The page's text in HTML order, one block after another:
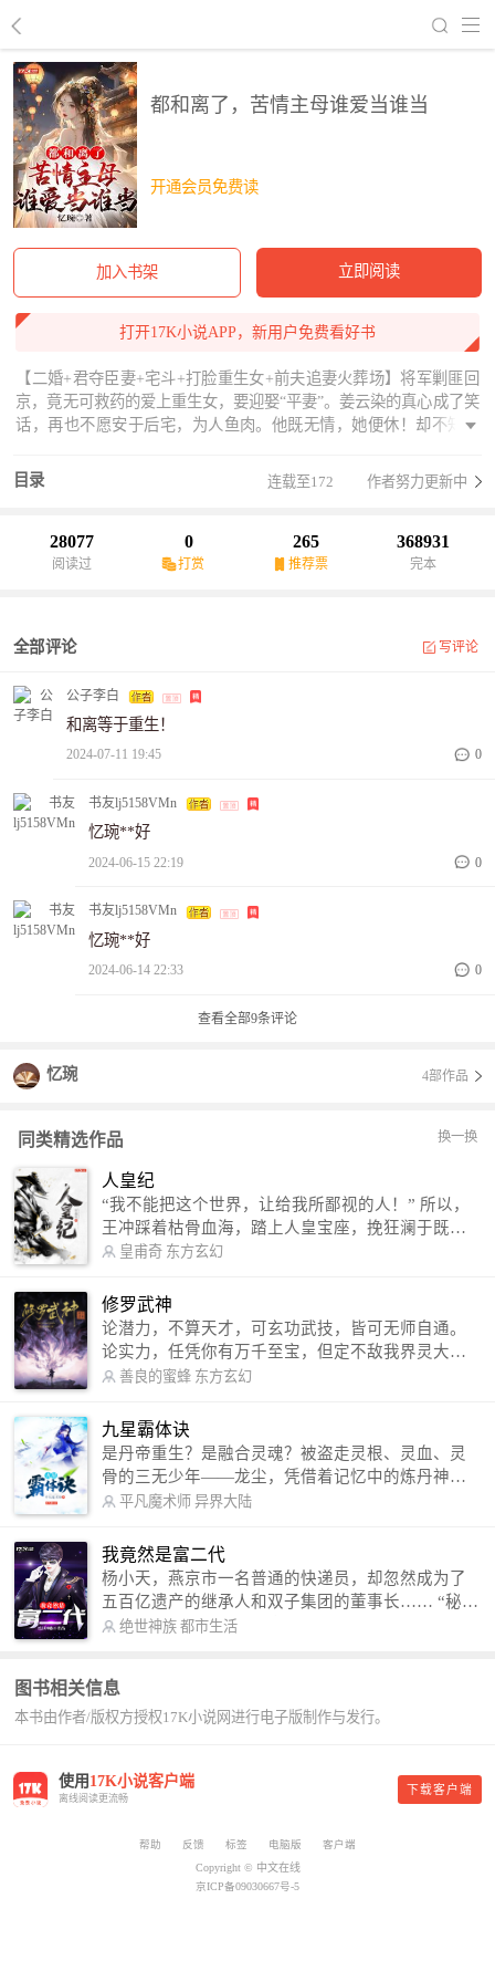
都和离了，苦情主母谁爱当谁当
开通会员免费读
加入书架 立即阅读
打开17K小说APP，新用户免费看好书
【二婚+君夺臣妻+宅斗+打脸重生女+前夫追妻火葬场】将军剿匪回
京，竟无可救药的爱上重生女，要迎娶“平妻”。姜云染的真心成了笑
话，再也不愿安于后宅，为人鱼肉。他既无情，她便休！却不知，
忍到极致便疯狂的掠夺，“我的腰力，你不喜欢？”姜云染扶腰逃离，
可开门，却对上了前夫错愕崩溃的目光。自此，她神清气爽，扬眉
目录 连载至172 作者努力更新中
28077
阅读过
0
打赏
265
推荐票
368931
完本
全部评论 写评论
公子李白
和离等于重生！
2024-07-11 19:45 0
书友lj5158VMn
忆琬**好
2024-06-15 22:19 0
书友lj5158VMn
忆琬**好
2024-06-14 22:33 0
查看全部9条评论
忆琬 4部作品
同类精选作品 换一换
人皇纪
“我不能把这个世界，让给我所鄙视的人！” 所以，
王冲踩着枯骨血海，踏上人皇宝座，挽狂澜于既
倒，扶大厦之将倾，成就了一段无上的传说！ 微信
微博：皇甫奇（地址：http://weibo.com/u/25284575
87） QQ交流群：320238210【普通群】 574501330
【VIP订阅群】 欢迎大家关注。
皇甫奇 东方玄幻
修罗武神
论潜力，不算天才，可玄功武技，皆可无师自通。
论实力，任凭你有万千至宝，但定不敌我界灵大
军。 我是谁？天下众生视我为修罗，却不知，我以
信公众号：善良的蜜蜂后援会）
善良的蜜蜂 东方玄幻
九星霸体诀
是丹帝重生？是融合灵魂？被盗走灵根、灵血、灵
骨的三无少年——龙尘，凭借着记忆中的炼丹神
术，修行神秘功法九星霸体诀，拨开重重迷雾，解
勾搭各色美女，镇压恶鬼邪神。 江湖传闻：龙
尘一到，地吼天啸。龙尘一出，鬼泣神哭。 本
故事纯属虚构，如有雷同，那就是真事儿，想要对
号入座，抓紧时间进群：487963015 微信公众号：
平凡魔术师,或者搜索：pingfanmoshushi1982,公众
平凡魔术师 异界大陆
我竟然是富二代
杨小天，燕京市一名普通的快递员，却忽然成为了
五百亿遗产的继承人和双子集团的董事长…… “秘
书，给我定制一套百亿富翁的吃喝住行标准！” “好
呢？” “回杨总，开车太堵，已经给你安排了直升
机。” 从此，开启杨小天的百亿富翁之旅，只有他不
绝世神族 都市生活
图书相关信息
本书由作者/版权方授权17K小说网进行电子版制作与发行。
使用 17K小说客户端
离线阅读更流畅
下载客户端
帮助 反馈 标签 电脑版
客户端
Copyright © 中文在线
京ICP备09030667号-5